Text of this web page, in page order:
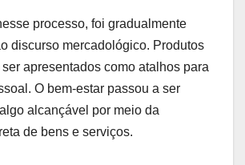
processo, foi gradualmente
discurso mercadológico. Produtos
apresentados como atalhos para
O bem-estar passou a ser
alcançável por meio da
de bens e serviços.